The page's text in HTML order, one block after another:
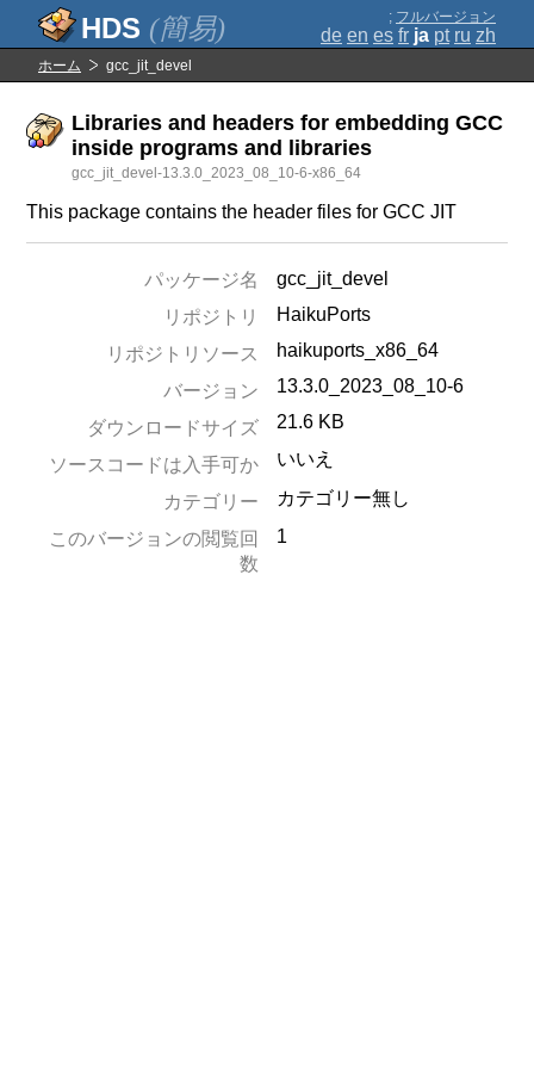
(簡易) ; フルバージョン
de en es fr ja pt ru zh
ホーム gcc_jit_devel
Libraries and headers for embedding GCC
inside programs and libraries
gcc_jit_devel-13.3.0_2023_08_10-6-x86_64
This package contains the header files for GCC JIT
パッケージ名
gcc_jit_devel
リポジトリ
HaikuPorts
リポジトリソース
haikuports_x86_64
バージョン
13.3.0_2023_08_10-6
ダウンロードサイズ 21.6 KB
ソースコードは入手可か いいえ
カテゴリー
カテゴリー無し
このバージョンの閲覧回
数
1